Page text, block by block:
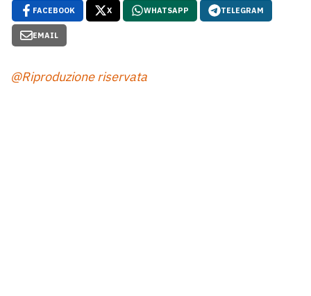
FACEBOOK X WHATSAPP TELEGRAM
EMAIL
@Riproduzione riservata